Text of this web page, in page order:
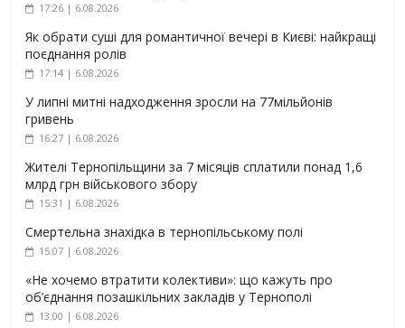
17:26 | 6.08.2026
Як обрати суші для романтичної вечері в Києві: найкращі
поєднання ролів
17:14 | 6.08.2026
У липні митні надходження зросли на 77мільйонів
гривень
16:27 | 6.08.2026
Жителі Тернопільщини за 7 місяців сплатили понад 1,6
млрд грн військового збору
15:31 | 6.08.2026
Смертельна знахідка в тернопільському полі
15:07 | 6.08.2026
«Не хочемо втратити колективи»: що кажуть про
об’єднання позашкільних закладів у Тернополі
13:00 | 6.08.2026